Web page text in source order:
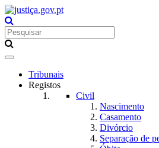
Toggle
navigationTribunais
Registos
Civil
Nascimento
Casamento
Divórcio
Separação de